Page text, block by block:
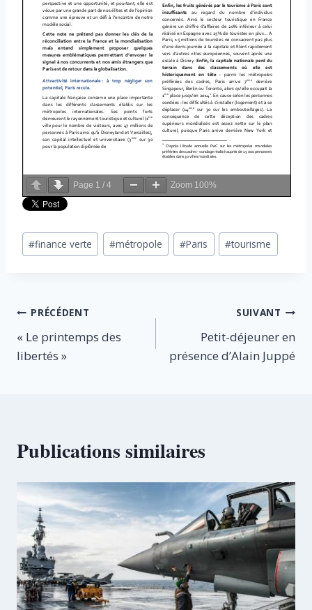
Page 1 / 4 Zoom 100%
Étiquettes
de
#finance verte #métropole #Paris #tourisme
Navigation
de
PRÉCÉDENT
« Le printemps des
libertés »
SUIVANT
Petit-déjeuner en
présence d’Alain Juppé
Publications similaires